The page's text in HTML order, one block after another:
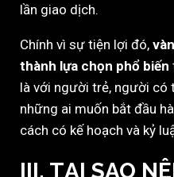
lần giao dịch.
Chính vì sự tiện lợi đó,
thành lựa chọn phổ biến
là với người trẻ, người có
những ai muốn bắt đầu
cách có kế hoạch và kỷ
III. TẠI SAO